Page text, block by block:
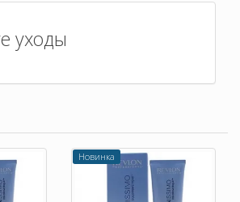
уходы
Новинка